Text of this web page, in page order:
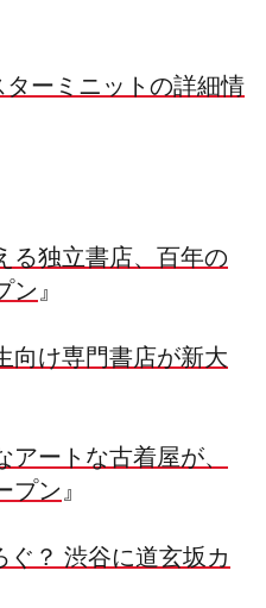
ーミニットの詳細情
る独立書店、百年の
ン』
向け専門書店が新大
アートな古着屋が、
プン』
ぐ？ 渋谷に道玄坂カ